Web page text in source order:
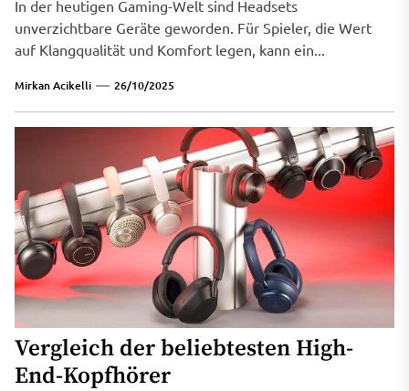
In der heutigen Gaming-Welt sind Headsets
unverzichtbare Geräte geworden. Für Spieler, die Wert
auf Klangqualität und Komfort legen, kann ein...
Mirkan Acikelli 26/10/2025
Vergleich der beliebtesten High-
End-Kopfhörer